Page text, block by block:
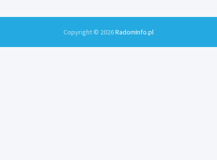
Copyright © 2026RadomInfo.pl